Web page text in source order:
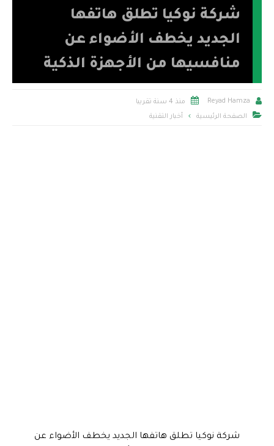
شركة نوكيا تطلق هاتفها
الجديد يخطف الأضواء عن
منافسيها من الأجهزة الذكية

Reyad Hamza
 منذ 4 سنة تقريبا
 الصفحة الرئيسية أخبار التقنية
شركة نوكيا تطلق هاتفها الجديد يخطف الأضواء عن